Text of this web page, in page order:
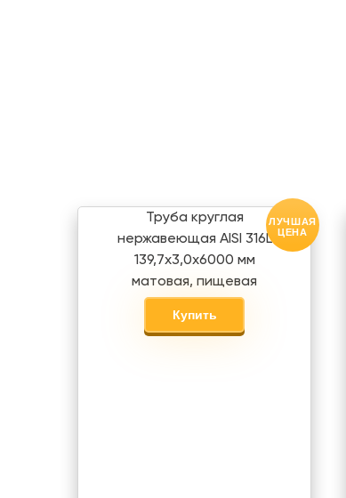
Труба круглая
нержавеющая AISI 316L
139,7х3,0х6000 мм
матовая, пищевая
Купить
ЛУЧШАЯ
ЦЕНА